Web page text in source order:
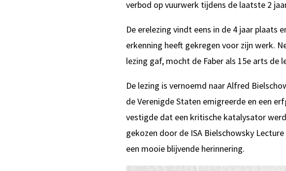
verbod op vuurwerk tijdens de laatste 2
De erelezing vindt eens in de 4 jaar
erkenning heeft gekregen voor zijn werk.
lezing gaf, mocht de Faber als 15e arts de
De lezing is vernoemd naar Alfred
de Verenigde Staten emigreerde en een
vestigde dat een kritische katalysator
gekozen door de ISA Bielschowsky
een mooie blijvende herinnering.